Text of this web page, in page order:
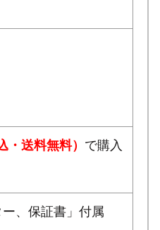
送料無料） で購入
ー、保証書」付属